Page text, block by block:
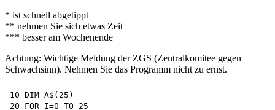
* ist schnell abgetippt
** nehmen Sie sich etwas Zeit
*** besser am Wochenende
Achtung: Wichtige Meldung der ZGS (Zentralkomitee gegen
Schwachsinn). Nehmen Sie das Programm nicht zu ernst.
10 DIM A$(25)
20 FOR I=0 TO 25